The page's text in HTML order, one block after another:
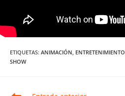
ETIQUETAS: ANIMACIÓN ENTRETENIMIENTO
SHOW